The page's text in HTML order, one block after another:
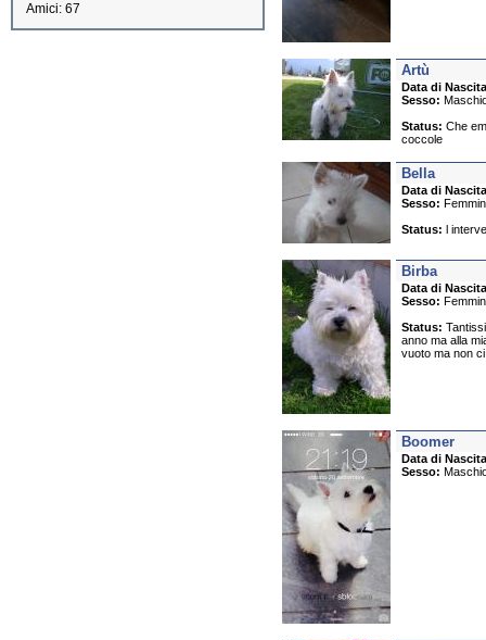
Amici: 67
Artù
Data di
Sesso:
Status: Che
coccole
Bella
Data di
Sesso:
Status: l
Birba
Data di
Sesso:
Status:
anno ma alla
vuoto ma non
Boomer
Data di
Sesso: